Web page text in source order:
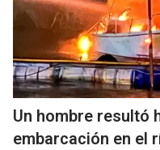
Un hombre resultó
embarcación en el